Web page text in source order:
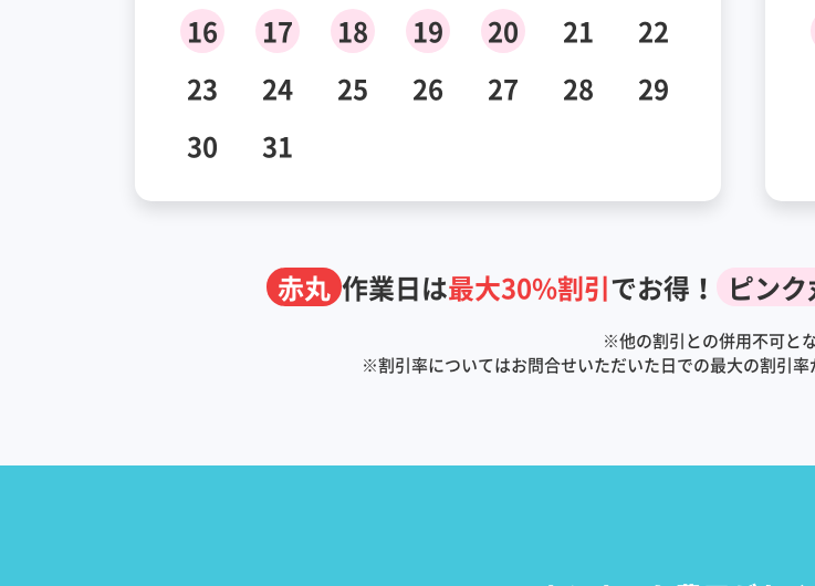
16
17 18 19 20 21
22
23
24 25 26 27 28
29
30
31
赤丸 作業日は最大30%割引でお得！ ピン
※他の割引との併用不可と
※割引率についてはお問合せいただいた日での最大の割引